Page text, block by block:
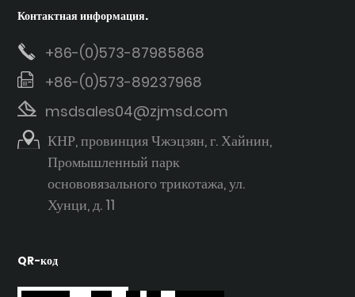
Контактная информация.
+86-(0)573-87985868
+86-(0)573-89237968
msdsales04@zjmsd.com
КНР, провинция Чжэцзян, г. Хайнин,
Промышленный парк
основовязального трикотажа, ул.
Хунци, д. 11
QR-код